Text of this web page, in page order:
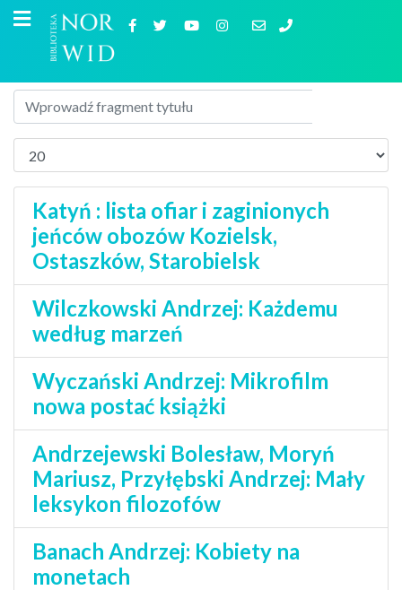
Katyń : lista ofiar i zaginionych
jeńców obozów Kozielsk,
Ostaszków, Starobielsk
Wilczkowski Andrzej: Każdemu
według marzeń
Wyczański Andrzej: Mikrofilm
nowa postać książki
Andrzejewski Bolesław, Moryń
Mariusz, Przyłębski Andrzej: Mały
leksykon filozofów
Banach Andrzej: Kobiety na
monetach